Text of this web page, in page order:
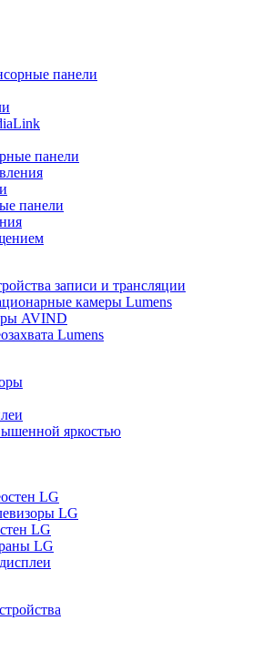
панели
панели
панели
записи и трансляции
камеры Lumens
AVIND
Lumens
яркостью
LG
LG
LG
LG